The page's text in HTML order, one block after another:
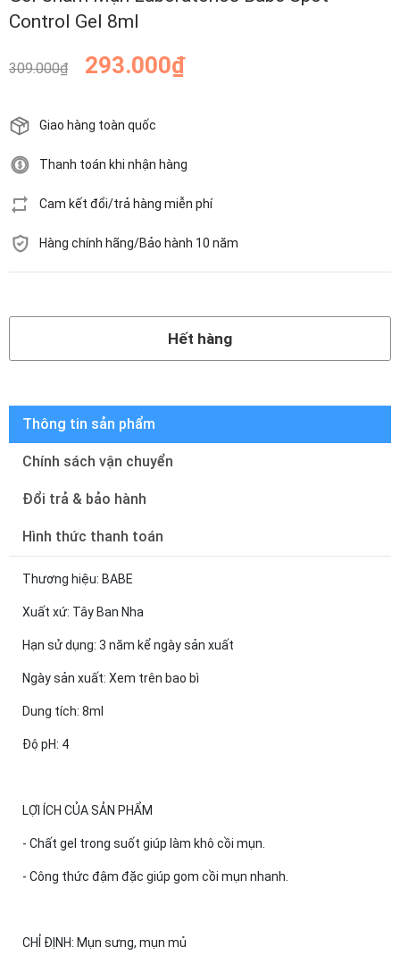
Control Gel 8ml
309.000₫ 293.000₫
Giao hàng toàn quốc
Thanh toán khi nhận hàng
Cam kết đổi/trả hàng miễn phí
Hàng chính hãng/Bảo hành 10 năm
Hết hàng
Thông tin sản phẩm
Chính sách vận chuyển
Đổi trả & bảo hành
Hình thức thanh toán
Thương hiệu: BABE
Xuất xứ: Tây Ban Nha
Hạn sử dụng: 3 năm kể ngày sản xuất
Ngày sản xuất: Xem trên bao bì
Dung tích: 8ml
Độ pH: 4
LỢI ÍCH CỦA SẢN PHẨM
- Chất gel trong suốt giúp làm khô cồi mụn.
- Công thức đậm đặc giúp gom cồi mụn nhanh.
CHỈ ĐỊNH: Mụn sưng, mụn mủ